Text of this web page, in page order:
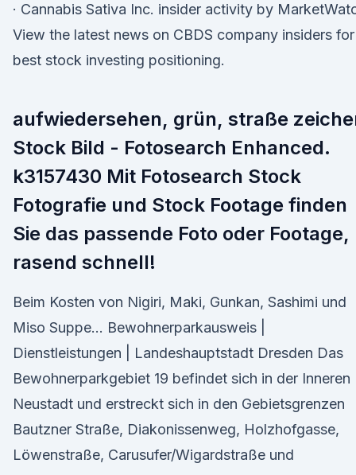
· Cannabis Sativa Inc. insider activity by
View the latest news on CBDS company insiders for
best stock investing positioning.
aufwiedersehen, grün, straße
Stock Bild - Fotosearch Enhanced.
k3157430 Mit Fotosearch Stock
Fotografie und Stock Footage finden
Sie das passende Foto oder Footage,
rasend schnell!
Beim Kosten von Nigiri, Maki, Gunkan, Sashimi und
Miso Suppe… Bewohnerparkausweis |
Dienstleistungen | Landeshauptstadt Dresden Das
Bewohnerparkgebiet 19 befindet sich in der Inneren
Neustadt und erstreckt sich in den Gebietsgrenzen
Bautzner Straße, Diakonissenweg, Holzhofgasse,
Löwenstraße, Carusufer/Wigardstraße und